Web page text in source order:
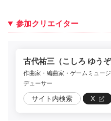
参加クリエイター
古代祐三（こしろ ゆうぞ
作曲家・編曲家・ゲームミュー
デューサー
サイト内検索 X